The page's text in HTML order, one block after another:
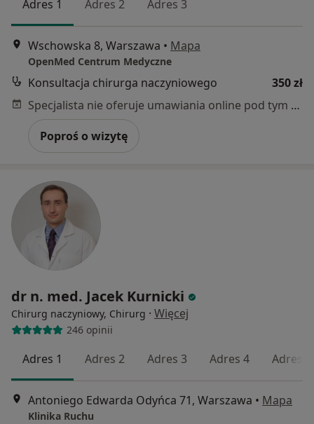
Adres 1 Adres 2 Adres 3
Wschowska 8, Warszawa • Mapa
OpenMed Centrum Medyczne
Konsultacja chirurga naczyniowego
350 zł
Specjalista nie oferuje umawiania online pod tym adresem.
Poproś o wizytę
dr n. med. Jacek Kurnicki
Chirurg naczyniowy, Chirurg · Więcej
246 opinii
Adres 1 Adres 2 Adres 3 Adres 4 Adres 5
Antoniego Edwarda Odyńca 71, Warszawa • Mapa
Klinika Ruchu